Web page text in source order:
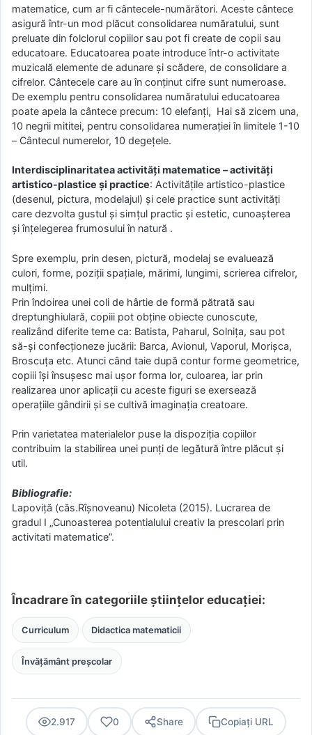
matematice, cum ar fi cântecele-numărători. Aceste cântece
asigură într-un mod plăcut consolidarea număratului, sunt
preluate din folclorul copiilor sau pot fi create de copii sau
educatoare. Educatoarea poate introduce într-o activitate
muzicală elemente de adunare şi scădere, de consolidare a
cifrelor. Cântecele care au în conţinut cifre sunt numeroase.
De exemplu pentru consolidarea număratului educatoarea
poate apela la cântece precum: 10 elefanţi, Hai să zicem una,
10 negrii mititei, pentru consolidarea numeraţiei în limitele 1-10
– Cântecul numerelor, 10 degeţele.
Interdisciplinaritatea activități matematice – activități
artistico-plastice și practice: Activităţile artistico-plastice
(desenul, pictura, modelajul) și cele practice sunt activităţi
care dezvolta gustul şi simţul practic şi estetic, cunoaşterea
şi înţelegerea frumosului în natură .
Spre exemplu, prin desen, pictură, modelaj se evaluează
culori, forme, poziţii spaţiale, mărimi, lungimi, scrierea cifrelor,
mulţimi.
Prin îndoirea unei coli de hârtie de formă pătrată sau
dreptunghiulară, copiii pot obţine obiecte cunoscute,
realizând diferite teme ca: Batista, Paharul, Solniţa, sau pot
să-şi confecţioneze jucării: Barca, Avionul, Vaporul, Morişca,
Broscuţa etc. Atunci când taie după contur forme geometrice,
copiii își însușesc mai ușor forma lor, culoarea, iar prin
realizarea unor aplicaţii cu aceste figuri se exersează
operaţiile gândirii şi se cultivă imaginaţia creatoare.
Prin varietatea materialelor puse la dispoziţia copiilor
contribuim la stabilirea unei punţi de legătură între plăcut şi
util.
Bibliografie:
Lapoviță (căs.Rîșnoveanu) Nicoleta (2015). Lucrarea de
gradul I „Cunoasterea potentialului creativ la prescolari prin
activitati matematice”.
Încadrare în categoriile științelor educației:
Curriculum Didactica matematicii
Învățământ preșcolar
2.917 0 Share Copiați URL